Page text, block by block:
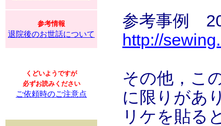
参考情報
退院後のお世話について
くどいようですが
必ずお読みください
ご依頼時のご注意点
参考事例
http://
その他，こ
に限りがあ
リケを貼る